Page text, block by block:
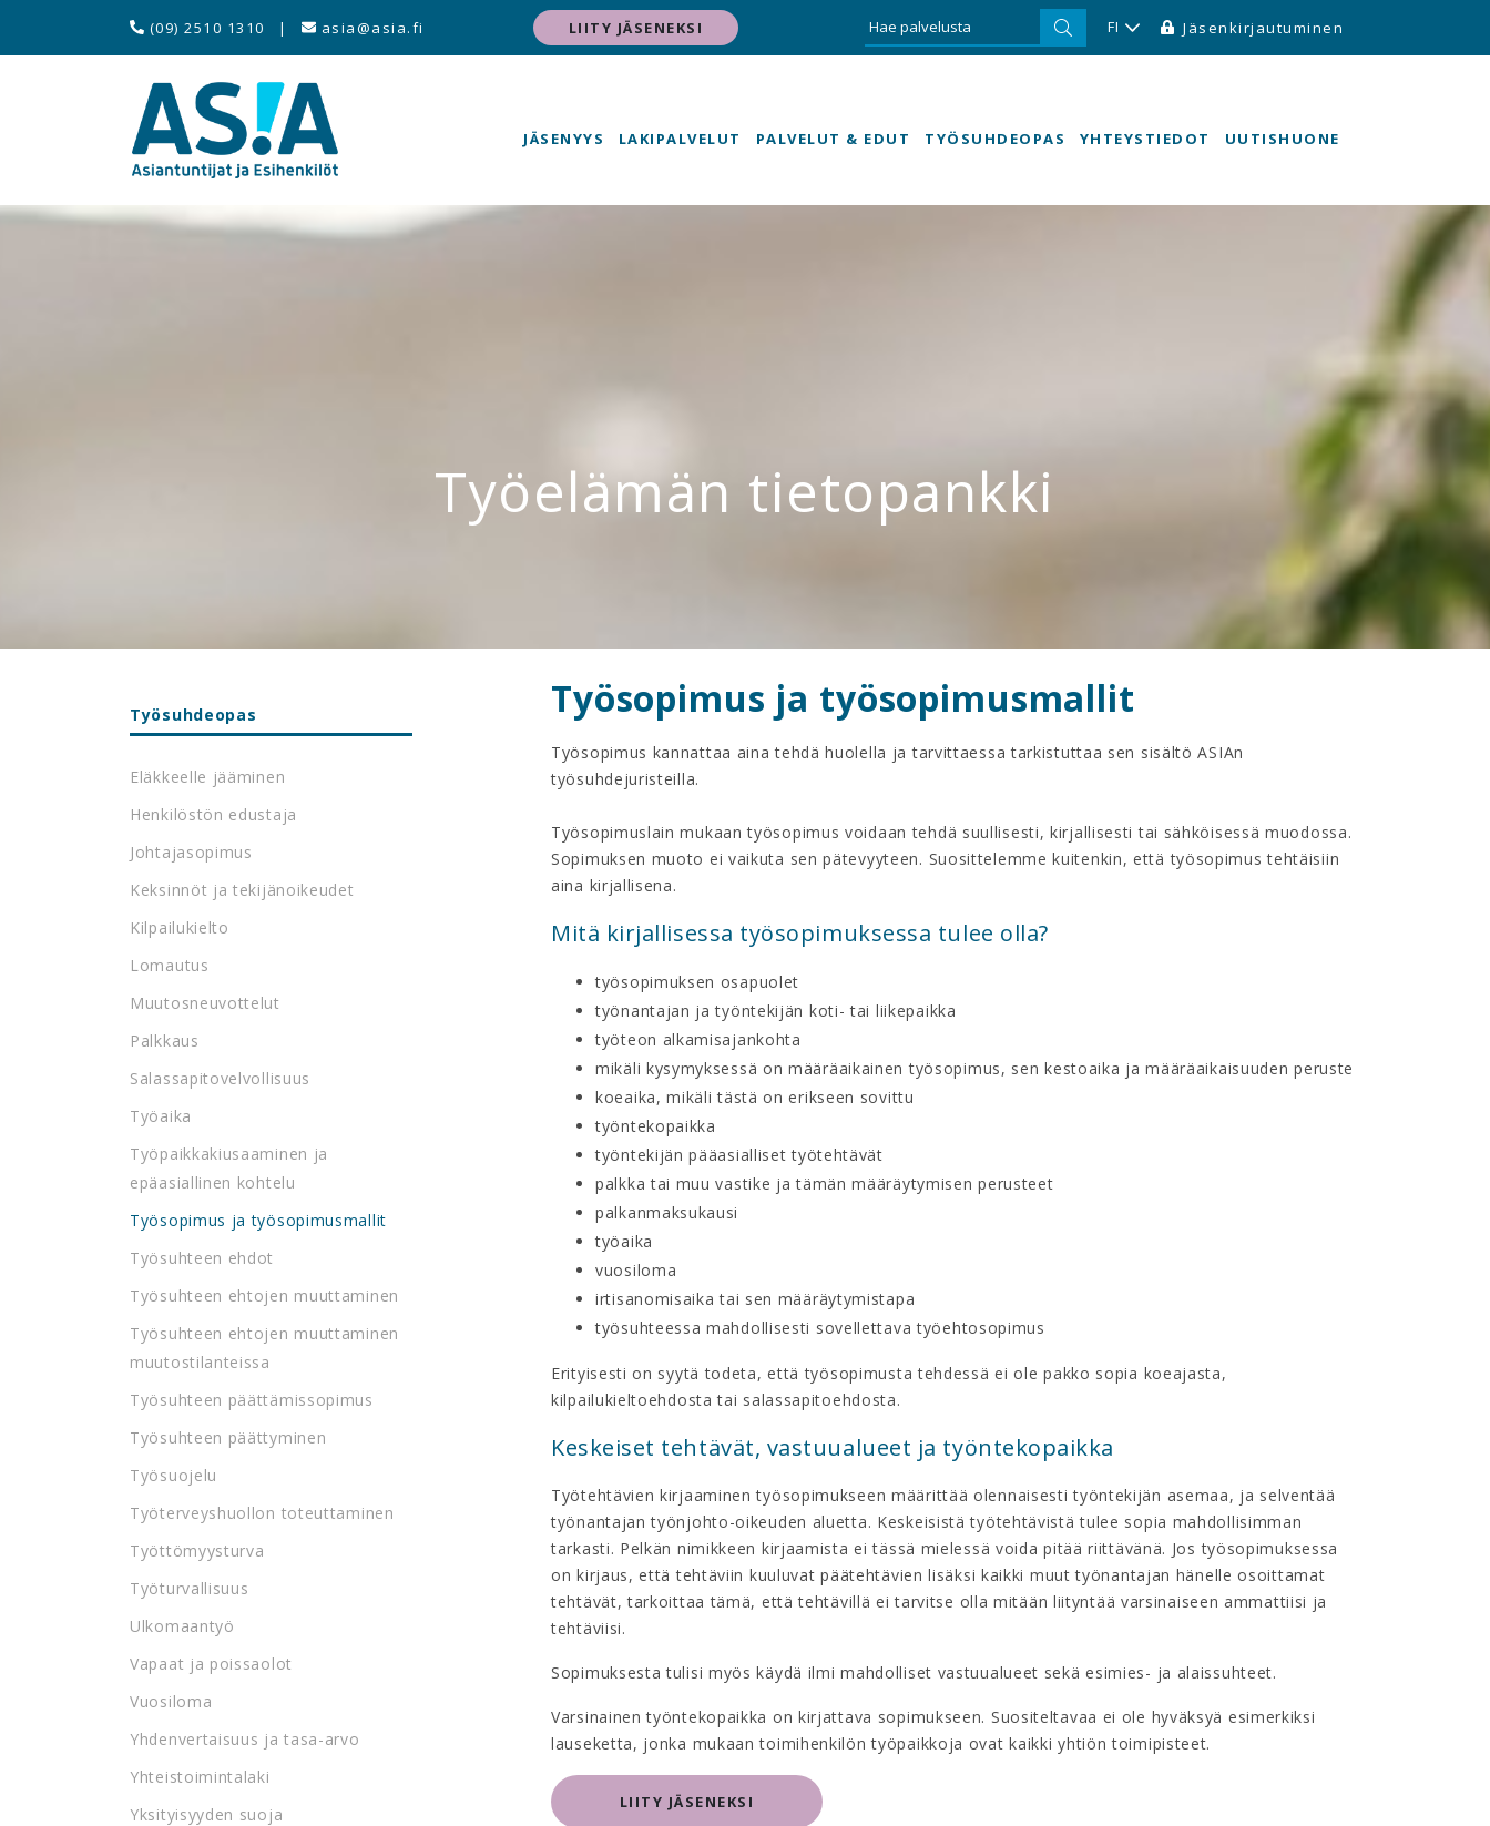
(09) 2510 1310 | asia@asia.fi LIITY JÄSENEKSI FI Jäsenkirjautuminen
JÄSENYYS LAKIPALVELUT PALVELUT & EDUT TYÖSUHDEOPAS YHTEYSTIEDOT UUTISHUONE
Työelämän tietopankki
Työsuhdeopas
Eläkkeelle jääminen
Henkilöstön edustaja
Johtajasopimus
Keksinnöt ja tekijänoikeudet
Kilpailukielto
Lomautus
Muutosneuvottelut
Palkkaus
Salassapitovelvollisuus
Työaika
Työpaikkakiusaaminen ja
epäasiallinen kohtelu
Työsopimus ja työsopimusmallit
Työsuhteen ehdot
Työsuhteen ehtojen muuttaminen
Työsuhteen ehtojen muuttaminen
muutostilanteissa
Työsuhteen päättämissopimus
Työsuhteen päättyminen
Työsuojelu
Työterveyshuollon toteuttaminen
Työttömyysturva
Työturvallisuus
Ulkomaantyö
Vapaat ja poissaolot
Vuosiloma
Yhdenvertaisuus ja tasa-arvo
Yhteistoimintalaki
Yksityisyyden suoja
Työsopimus ja työsopimusmallit
Työsopimus kannattaa aina tehdä huolella ja tarvittaessa tarkistuttaa sen sisältö ASIAn
työsuhdejuristeilla.
Työsopimuslain mukaan työsopimus voidaan tehdä suullisesti, kirjallisesti tai sähköisessä muodossa.
Sopimuksen muoto ei vaikuta sen pätevyyteen. Suosittelemme kuitenkin, että työsopimus tehtäisiin
aina kirjallisena.
Mitä kirjallisessa työsopimuksessa tulee olla?
työsopimuksen osapuolet
työnantajan ja työntekijän koti- tai liikepaikka
työteon alkamisajankohta
mikäli kysymyksessä on määräaikainen työsopimus, sen kestoaika ja määräaikaisuuden peruste
koeaika, mikäli tästä on erikseen sovittu
työntekopaikka
työntekijän pääasialliset työtehtävät
palkka tai muu vastike ja tämän määräytymisen perusteet
palkanmaksukausi
työaika
vuosiloma
irtisanomisaika tai sen määräytymistapa
työsuhteessa mahdollisesti sovellettava työehtosopimus
Erityisesti on syytä todeta, että työsopimusta tehdessä ei ole pakko sopia koeajasta,
kilpailukieltoehdosta tai salassapitoehdosta.
Keskeiset tehtävät, vastuualueet ja työntekopaikka
Työtehtävien kirjaaminen työsopimukseen määrittää olennaisesti työntekijän asemaa, ja selventää
työnantajan työnjohto-oikeuden aluetta. Keskeisistä työtehtävistä tulee sopia mahdollisimman
tarkasti. Pelkän nimikkeen kirjaamista ei tässä mielessä voida pitää riittävänä. Jos työsopimuksessa
on kirjaus, että tehtäviin kuuluvat päätehtävien lisäksi kaikki muut työnantajan hänelle osoittamat
tehtävät, tarkoittaa tämä, että tehtävillä ei tarvitse olla mitään liityntää varsinaiseen ammattiisi ja
tehtäviisi.
Sopimuksesta tulisi myös käydä ilmi mahdolliset vastuualueet sekä esimies- ja alaissuhteet.
Varsinainen työntekopaikka on kirjattava sopimukseen. Suositeltavaa ei ole hyväksyä esimerkiksi
lauseketta, jonka mukaan toimihenkilön työpaikkoja ovat kaikki yhtiön toimipisteet.
LIITY JÄSENEKSI